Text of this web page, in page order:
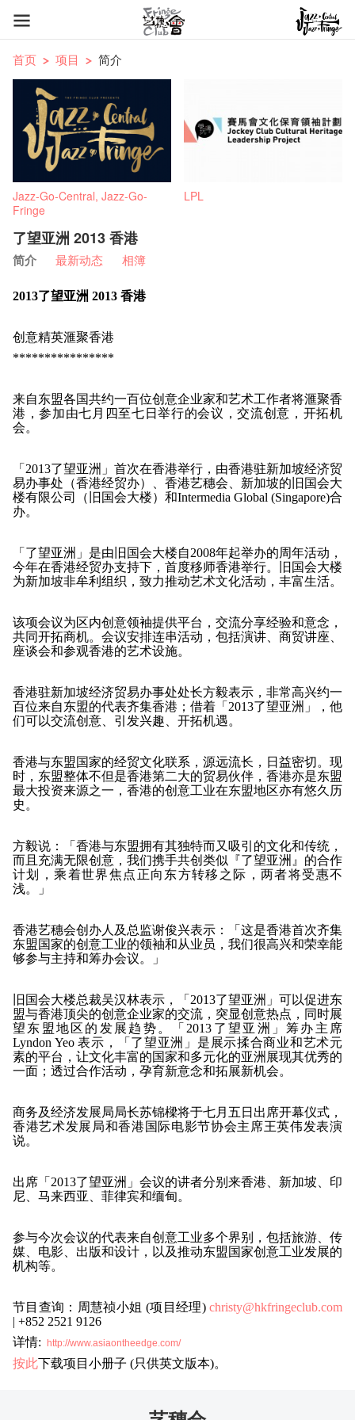
首页 项目 简介
Jazz-Go-Central, Jazz-Go-
Fringe
LPL
了望亚洲 2013 香港
简介 最新动态 相簿
2013了望亚洲 2013 香港
创意精英滙聚香港
****************
来自东盟各国共约一百位创意企业家和艺术工作者将滙聚香
港，参加由七月四至七日举行的会议，交流创意，开拓机
会。
「2013了望亚洲」首次在香港举行，由香港驻新加坡经济贸
易办事处（香港经贸办）、香港艺穗会、新加坡的旧国会大
楼有限公司（旧国会大楼）和Intermedia Global (Singapore)合
办。
「了望亚洲」是由旧国会大楼自2008年起举办的周年活动，
今年在香港经贸办支持下，首度移师香港举行。旧国会大楼
为新加坡非牟利组织，致力推动艺术文化活动，丰富生活。
该项会议为区内创意领袖提供平台，交流分享经验和意念，
共同开拓商机。会议安排连串活动，包括演讲、商贸讲座、
座谈会和参观香港的艺术设施。
香港驻新加坡经济贸易办事处处长方毅表示，非常高兴约一
百位来自东盟的代表齐集香港；借着「2013了望亚洲」，他
们可以交流创意、引发兴趣、开拓机遇。
香港与东盟国家的经贸文化联系，源远流长，日益密切。现
时，东盟整体不但是香港第二大的贸易伙伴，香港亦是东盟
最大投资来源之一，香港的创意工业在东盟地区亦有悠久历
史。
方毅说：「香港与东盟拥有其独特而又吸引的文化和传统，
而且充满无限创意，我们携手共创类似『了望亚洲』的合作
计划，乘着世界焦点正向东方转移之际，两者将受惠不
浅。」
香港艺穗会创办人及总监谢俊兴表示：「这是香港首次齐集
东盟国家的创意工业的领袖和从业员，我们很高兴和荣幸能
够参与主持和筹办会议。」
旧国会大楼总裁吴汉林表示，「2013了望亚洲」可以促进东
盟与香港顶尖的创意企业家的交流，突显创意热点，同时展
望东盟地区的发展趋势。「2013了望亚洲」筹办主席
Lyndon Yeo 表示，「了望亚洲」是展示揉合商业和艺术元
素的平台，让文化丰富的国家和多元化的亚洲展现其优秀的
一面；透过合作活动，孕育新意念和拓展新机会。
商务及经济发展局局长苏锦樑将于七月五日出席开幕仪式，
香港艺术发展局和香港国际电影节协会主席王英伟发表演
说。
出席「2013了望亚洲」会议的讲者分别来香港、新加坡、印
尼、马来西亚、菲律宾和缅甸。
参与今次会议的代表来自创意工业多个界别，包括旅游、传
媒、电影、出版和设计，以及推动东盟国家创意工业发展的
机构等。
节目查询：周慧祯小姐 (项目经理) christy@hkfringeclub.com
| +852 2521 9126
详情:
http://www.asiaontheedge.com/
按此下载项目小册子 (只供英文版本)。